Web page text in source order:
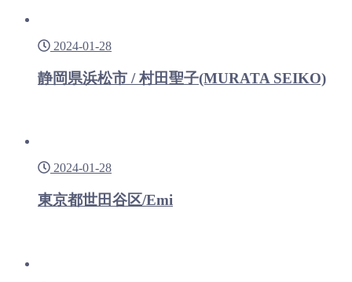
2024-01-28
静岡県浜松市 / 村田聖子(MURATA SEIKO)
2024-01-28
東京都世田谷区/Emi